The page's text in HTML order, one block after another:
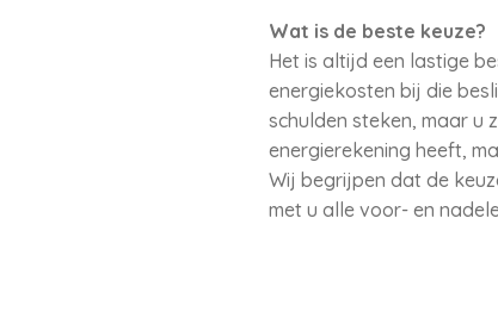
Wat is de beste keuze?
Het is altijd een lastige
energiekosten bij die
schulden steken, maar u
energierekening heeft,
Wij begrijpen dat de
met u alle voor- en